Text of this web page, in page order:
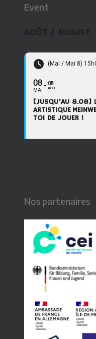
Event
(Mai / Mai 8)
08
MAI
08
AOÛT
[JUSQU'AU 8.08]
ARTISTIQUE
TOI DE JOUER !
Nos partenaires